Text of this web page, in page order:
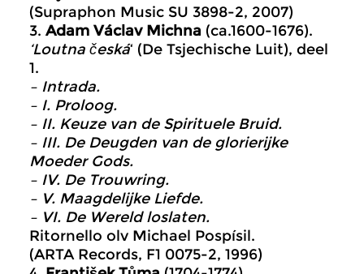
(Supraphon Music SU 3898-2, 2007)
3. Adam Václav Michna (ca.1600-1676).
‘Loutna česká‘ (De Tsjechische Luit), deel
1.
– Intrada.
– I. Proloog.
– II. Keuze van de Spirituele Bruid.
– III. De Deugden van de glorierijke
Moeder Gods.
– IV. De Trouwring.
– V. Maagdelijke Liefde.
– VI. De Wereld loslaten.
Ritornello olv Michael Pospísil.
(ARTA Records, F1 0075-2, 1996)